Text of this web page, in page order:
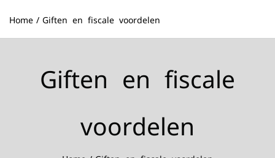
Wie zijn wij
Help mee
Home Giften en fiscale voordelen
Giften en fiscale
voordelen